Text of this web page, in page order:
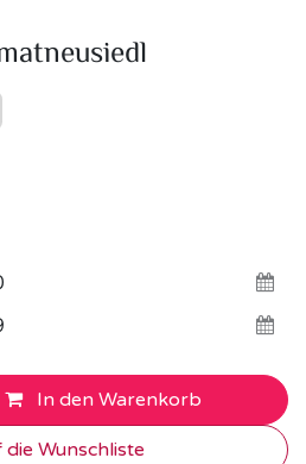
In den Warenkorb
die Wunschliste